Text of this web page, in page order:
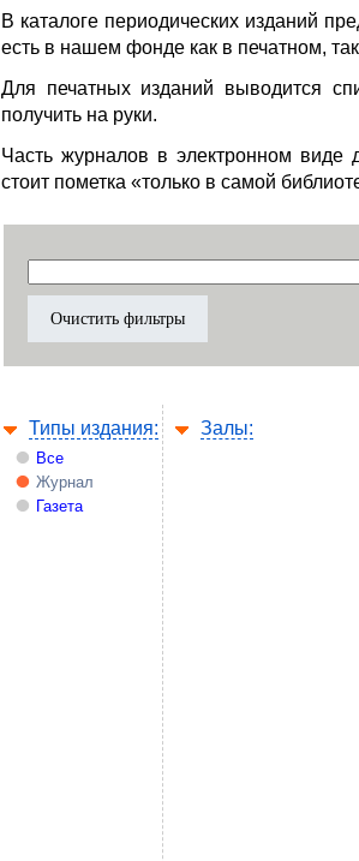
В каталоге периодических изданий
есть в нашем фонде как в печатном,
Для печатных изданий выводится
получить на руки.
Часть журналов в электронном виде
стоит пометка «только в самой
Типы издания:
Все
Журнал
Газета
Залы: